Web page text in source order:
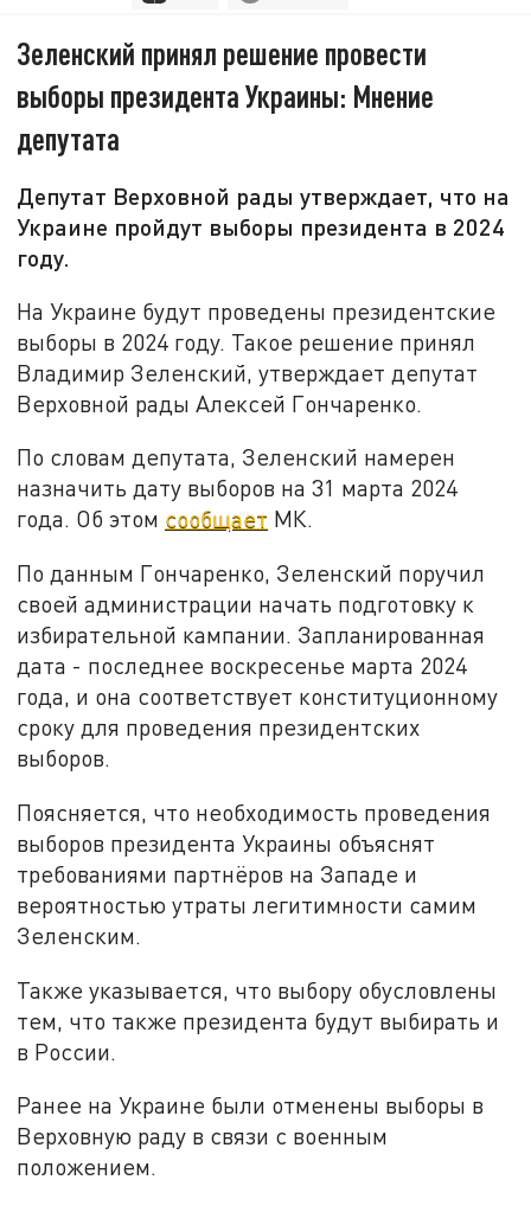
Зеленский принял решение провести
выборы президента Украины: Мнение
депутата
Депутат Верховной рады утверждает, что на
Украине пройдут выборы президента в 2024
году.
На Украине будут проведены президентские
выборы в 2024 году. Такое решение принял
Владимир Зеленский, утверждает депутат
Верховной рады Алексей Гончаренко.
По словам депутата, Зеленский намерен
назначить дату выборов на 31 марта 2024
года. Об этом сообщает МК.
По данным Гончаренко, Зеленский поручил
своей администрации начать подготовку к
избирательной кампании. Запланированная
дата - последнее воскресенье марта 2024
года, и она соответствует конституционному
сроку для проведения президентских
выборов.
Поясняется, что необходимость проведения
выборов президента Украины объяснят
требованиями партнёров на Западе и
вероятностью утраты легитимности самим
Зеленским.
Также указывается, что выбору обусловлены
тем, что также президента будут выбирать и
в России.
Ранее на Украине были отменены выборы в
Верховную раду в связи с военным
положением.